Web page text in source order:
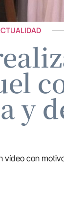
y
vídeo con